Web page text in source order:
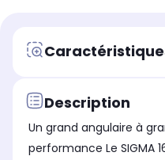
Idéal pour
Photo urbaine/Reportage
Non stabilisé
Description
Un grand angulaire à
performance Le SIGMA